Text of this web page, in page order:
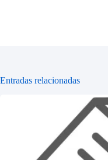
Entradas relacionadas